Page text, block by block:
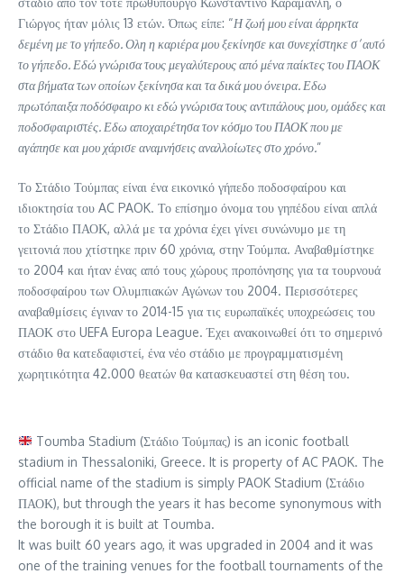
Γιώργος ήταν μόλις 13 ετών. Όπως είπε: “Η ζωή μου είναι άρρηκτα
δεμένη με το γήπεδο. Ολη η καριέρα μου ξεκίνησε και συνεχίστηκε σ’ αυτό
το γήπεδο. Εδώ γνώρισα τους μεγαλύτερους από μένα παίκτες του ΠΑΟΚ
στα βήματα των οποίων ξεκίνησα και τα δικά μου όνειρα. Εδω
πρωτόπαιξα ποδόσφαιρο κι εδώ γνώρισα τους αντιπάλους μου, ομάδες και
ποδοσφαιριστές. Εδω αποχαιρέτησα τον κόσμο του ΠΑΟΚ που με
αγάπησε και μου χάρισε αναμνήσεις αναλλοίωτες στο χρόνο.”
Το Στάδιο Τούμπας είναι ένα εικονικό γήπεδο ποδοσφαίρου και
ιδιοκτησία του AC PAOK. Το επίσημο όνομα του γηπέδου είναι απλά
το Στάδιο ΠΑΟΚ, αλλά με τα χρόνια έχει γίνει συνώνυμο με τη
γειτονιά που χτίστηκε πριν 60 χρόνια, στην Τούμπα. Αναβαθμίστηκε
το 2004 και ήταν ένας από τους χώρους προπόνησης για τα τουρνουά
ποδοσφαίρου των Ολυμπιακών Αγώνων του 2004. Περισσότερες
αναβαθμίσεις έγιναν το 2014-15 για τις ευρωπαϊκές υποχρεώσεις του
ΠΑΟΚ στο UEFA Europa League. Έχει ανακοινωθεί ότι το σημερινό
στάδιο θα κατεδαφιστεί, ένα νέο στάδιο με προγραμματισμένη
χωρητικότητα 42.000 θεατών θα κατασκευαστεί στη θέση του.
Toumba Stadium (Στάδιο Τούμπας) is an iconic football
stadium in Thessaloniki, Greece. It is property of AC PAOK. The
official name of the stadium is simply PAOK Stadium (Στάδιο
ΠΑΟΚ), but through the years it has become synonymous with
the borough it is built at Toumba.
It was built 60 years ago, it was upgraded in 2004 and it was
one of the training venues for the football tournaments of the